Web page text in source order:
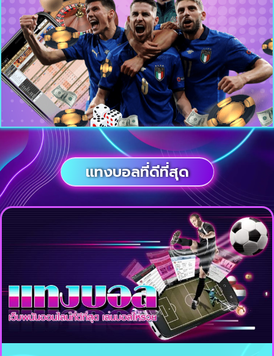
แทงบอลที่ดีที่สุด